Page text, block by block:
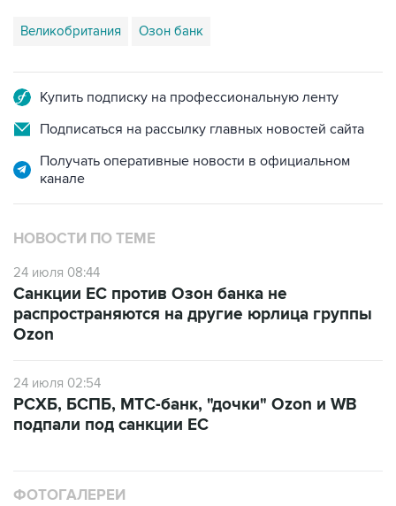
Великобритания Озон банк
Купить подписку на профессиональную ленту
Подписаться на рассылку главных новостей сайта
Получать оперативные новости в официальном
канале
НОВОСТИ ПО ТЕМЕ
24 июля 08:44
Санкции ЕС против Озон банка не
распространяются на другие юрлица группы
Ozon
24 июля 02:54
РСХБ, БСПБ, МТС-банк, "дочки" Ozon и WB
подпали под санкции ЕС
ФОТОГАЛЕРЕИ